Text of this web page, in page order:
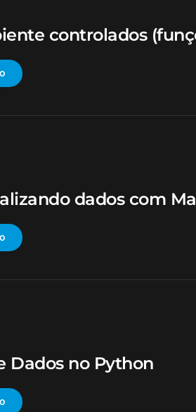
controlados
dados com
Dados no Python